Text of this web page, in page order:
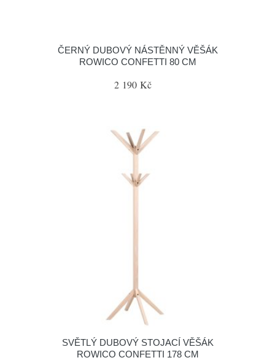
ČERNÝ DUBOVÝ NÁSTĚNNÝ VĚŠÁK
ROWICO CONFETTI 80 CM
2 190 Kč
SVĚTLÝ DUBOVÝ STOJACÍ VĚŠÁK
ROWICO CONFETTI 178 CM